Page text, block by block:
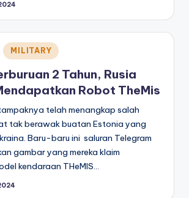
MILITARY
2 Tahun, Rusia
Robot TheMis
telah menangkap salah
tak berawak buatan Estonia yang
Baru-baru ini saluran Telegram
gambar yang mereka klaim
kendaraan THeMIS…